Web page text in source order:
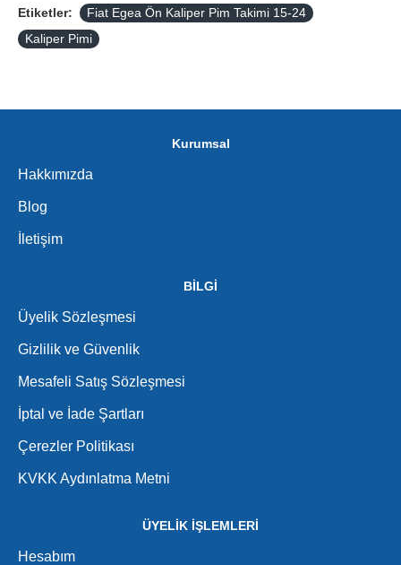
Etiketler:
Fiat Egea Ön Kaliper Pim Takimi 15-24
Kaliper Pimi
Kurumsal
Hakkımızda
Blog
İletişim
BİLGİ
Üyelik Sözleşmesi
Gizlilik ve Güvenlik
Mesafeli Satış Sözleşmesi
İptal ve İade Şartları
Çerezler Politikası
KVKK Aydınlatma Metni
ÜYELİK İŞLEMLERİ
Hesabım